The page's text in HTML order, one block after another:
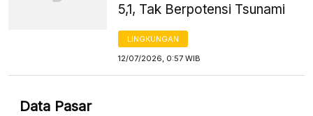
5,1, Tak Berpotensi Tsunami
LINGKUNGAN
12/07/2026, 0:57 WIB
Data Pasar